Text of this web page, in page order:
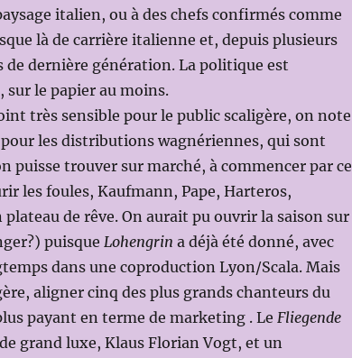
italien, ou à des chefs confirmés comme
là de carrière italienne et, depuis plusieurs
de dernière génération. La politique est
le papier au moins.
très sensible pour le public scaligère, on note
les distributions wagnériennes, qui sont
puisse trouver sur marché, à commencer par ce
les foules, Kaufmann, Pape, Harteros,
de rêve. On aurait pu ouvrir la saison sur
puisque Lohengrin a déjà été donné, avec
dans une coproduction Lyon/Scala. Mais
aligner cinq des plus grands chanteurs du
payant en terme de marketing . Le Fliegende
grand luxe, Klaus Florian Vogt, et un